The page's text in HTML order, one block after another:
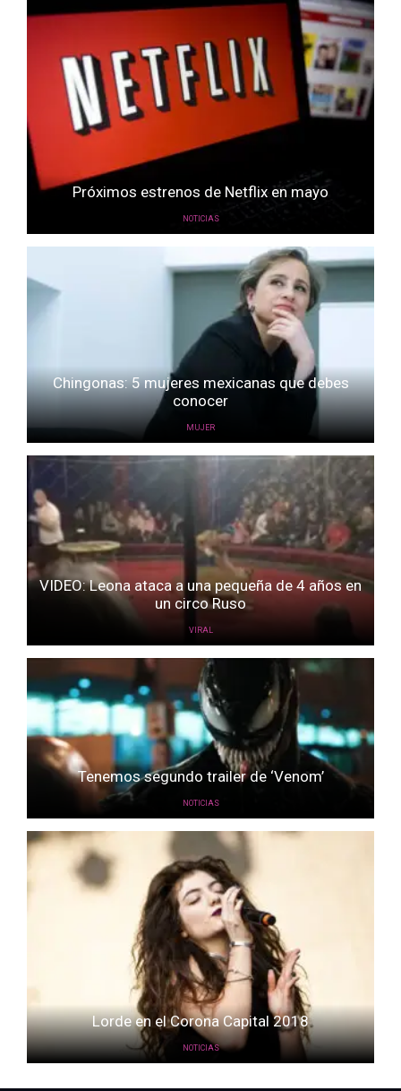
Próximos estrenos de Netflix en mayo
NOTICIAS
Chingonas: 5 mujeres mexicanas que debes
conocer
MUJER
VIDEO: Leona ataca a una pequeña de 4 años en
un circo Ruso
VIRAL
Tenemos segundo trailer de ‘Venom’
NOTICIAS
Lorde en el Corona Capital 2018
NOTICIAS